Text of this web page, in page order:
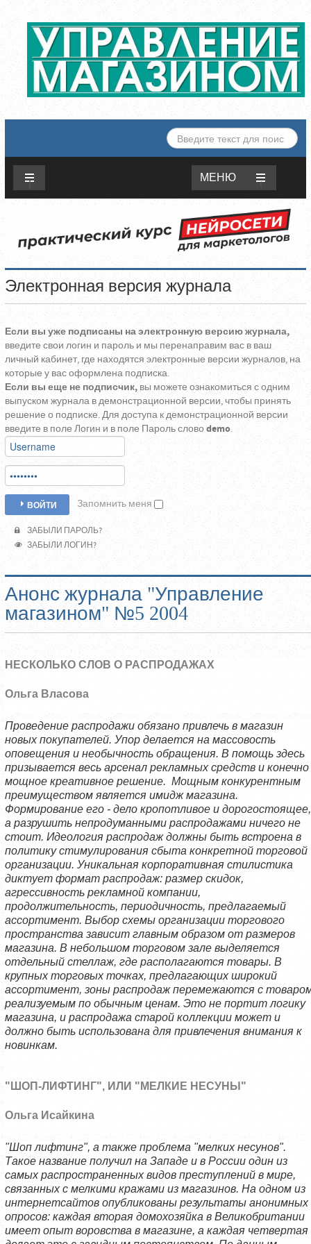
ИСКАТЬ...
МЕНЮ
Электронная версия журнала
Если вы уже подписаны на электронную версию журнала,
введите свои логин и пароль и мы перенаправим вас в ваш
личный кабинет, где находятся электронные версии журналов, на
которые у вас оформлена подписка.
Если вы еще не подписчик, вы можете ознакомиться с одним
выпуском журнала в демонстрационной версии, чтобы принять
решение о подписке. Для доступа к демонстрационной версии
введите в поле Логин и в поле Пароль словоdemo.
ВОЙТИ Запомнить меня
ЗАБЫЛИ ПАРОЛЬ?
ЗАБЫЛИ ЛОГИН?
Анонс журнала "Управление
магазином" №5 2004
НЕСКОЛЬКО СЛОВ О РАСПРОДАЖАХ
Ольга Власова
Проведение распродажи обязано привлечь в магазин
новых покупателей. Упор делается на массовость
оповещения и необычность обращения. В помощь здесь
призывается весь арсенал рекламных средств и конечно
мощное креативное решение. Мощным конкурентным
преимуществом является имидж магазина.
Формирование его - дело кропотливое и дорогостоящее,
а разрушить непродуманными распродажами ничего не
стоит. Идеология распродаж должны быть встроена в
политику стимулирования сбыта конкретной торговой
организации. Уникальная корпоративная стилистика
диктует формат распродаж: размер скидок,
агрессивность рекламной компании,
продолжительность, периодичность, предлагаемый
ассортимент. Выбор схемы организации торгового
пространства зависит главным образом от размеров
магазина. В небольшом торговом зале выделяется
отдельный стеллаж, где располагаются товары. В
крупных торговых точках, предлагающих широкий
ассортимент, зоны распродаж перемежаются с
реализуемым по обычным ценам. Это не портит логику
магазина, и распродажа старой коллекции может и
должно быть использована для привлечения внимания к
новинкам.
"ШОП-ЛИФТИНГ", ИЛИ "МЕЛКИЕ НЕСУНЫ"
Ольга Исайкина
"Шоп лифтинг", а также проблема "мелких несунов".
Такое название получил на Западе и в России один из
самых распространенных видов преступлений в мире,
связанных с мелкими кражами из магазинов. На одном из
интернетсайтов опубликованы результаты анонимных
опросов: каждая вторая домохозяйка в Великобритании
имеет опыт воровства в магазине, а каждая четвертая